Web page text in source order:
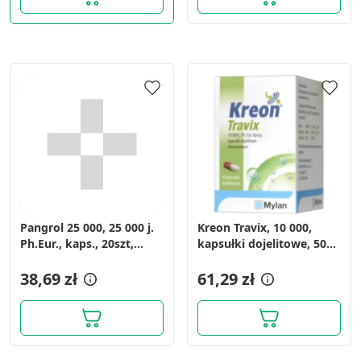
Pangrol 25 000, 25 000 j.
Ph.Eur., kaps., 20szt,
38,69 zł
Kreon Travix, 10 000,
kapsułki dojelitowe, 50
61,29 zł